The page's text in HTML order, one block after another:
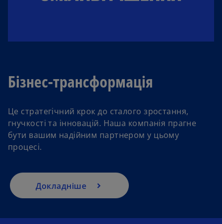
Бізнес-трансформація
Це стратегічний крок до сталого зростання,
гнучкості та інновацій. Наша компанія прагне
бути вашим надійним партнером у цьому
процесі.
Докладніше